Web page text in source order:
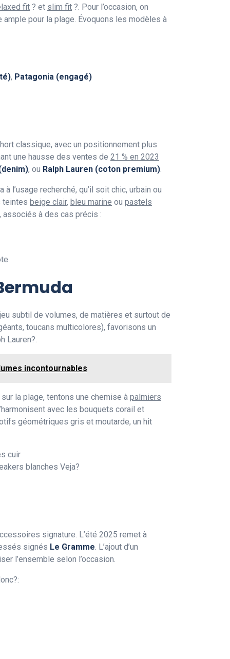
fit ? et slim fit ?. Pour l’occasion, on
pour la plage. Évoquons les modèles à
, Patagonia (engagé)
classique, avec un positionnement plus
une hausse des ventes de 21 % en 2023
, ou Ralph Lauren (coton premium).
l’usage recherché, qu’il soit chic, urbain ou
teintes beige clair, bleu marine ou pastels
associés à des cas précis :
subtil de volumes, de matières et surtout de
toucans multicolores), favorisons un
Lauren?.
incontournables
la plage, tentons une chemise à palmiers
avec les bouquets corail et
géométriques gris et moutarde, un hit
cuir
blanches Veja?
signature. L’été 2025 remet à
signés Le Gramme. L’ajout d’un
l’ensemble selon l’occasion.